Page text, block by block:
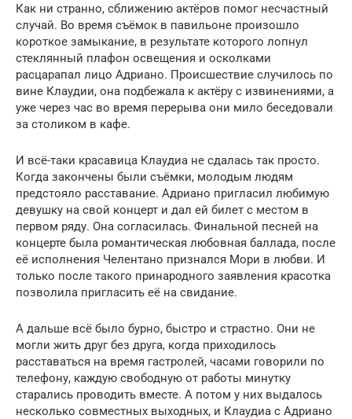
Как ни странно, сближению актёров помог несчастный
случай. Во время съёмок в павильоне произошло
короткое замыкание, в результате которого лопнул
стеклянный плафон освещения и осколками
расцарапал лицо Адриано. Происшествие случилось по
вине Клаудии, она подбежала к актёру с извинениями, а
уже через час во время перерыва они мило беседовали
за столиком в кафе.
И всё-таки красавица Клаудиа не сдалась так просто.
Когда закончены были съёмки, молодым людям
предстояло расставание. Адриано пригласил любимую
девушку на свой концерт и дал ей билет с местом в
первом ряду. Она согласилась. Финальной песней на
концерте была романтическая любовная баллада, после
её исполнения Челентано признался Мори в любви. И
только после такого принародного заявления красотка
позволила пригласить её на свидание.
А дальше всё было бурно, быстро и страстно. Они не
могли жить друг без друга, когда приходилось
расставаться на время гастролей, часами говорили по
телефону, каждую свободную от работы минутку
старались проводить вместе. А потом у них выдалось
несколько совместных выходных, и Клаудиа с Адриано